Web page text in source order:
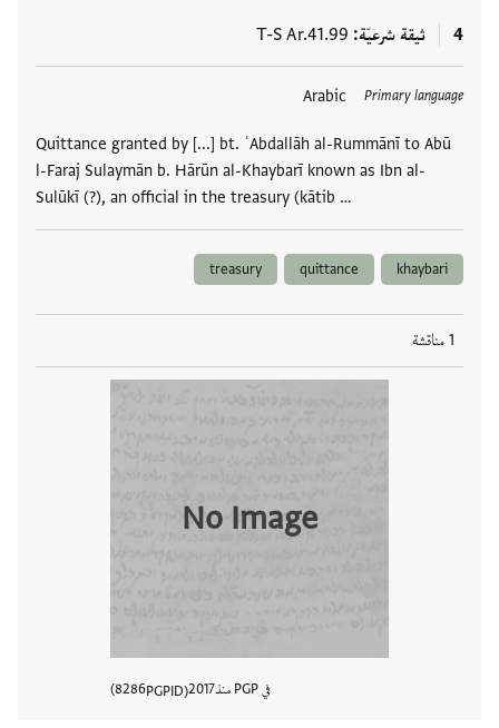
4 ثيقة شرعيّة T-S Ar.41.99
Primary language
Arabic
Quittance granted by [...] bt. ʿAbdallāh al-Rummānī to Abū
l-Faraj Sulaymān b. Hārūn al-Khaybarī known as Ibn al-
Sulūkī (?), an official in the treasury (kātib …
العلامات
khaybari
quittance
treasury
1 مناقشة
No Image
في PGP منذ 2017
PGPID
8286